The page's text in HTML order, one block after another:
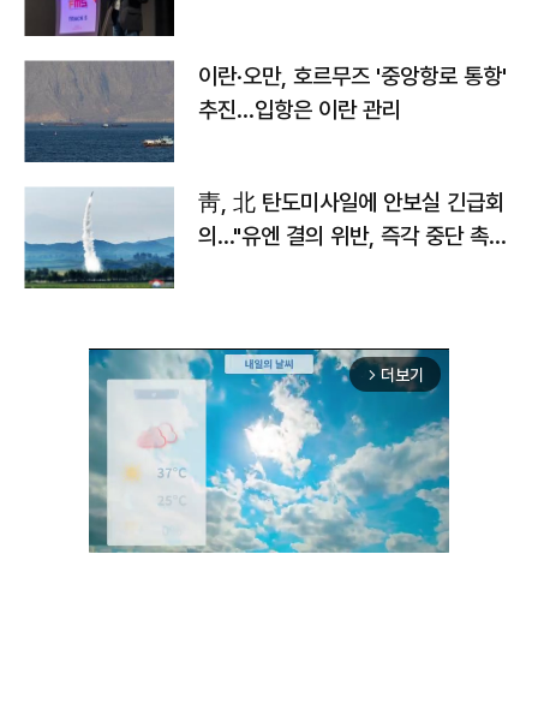
이란·오만, 호르무즈 '중앙항로 통항'
추진…입항은 이란 관리
靑, 北 탄도미사일에 안보실 긴급회
의…"유엔 결의 위반, 즉각 중단 촉
arrow_forward_ios 더보기